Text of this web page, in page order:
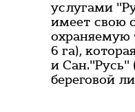
услугами
имеет свою
охраняемую
6 га),
и Сан."Русь"
береговой